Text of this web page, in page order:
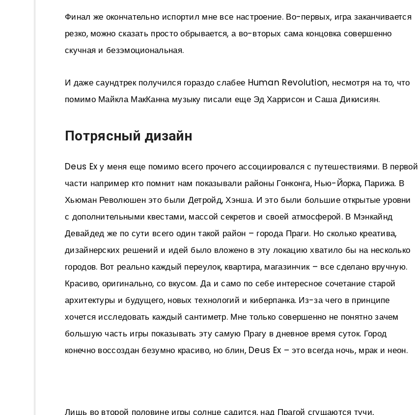
Финал же окончательно испортил мне все настроение. Во-первых, игра заканчивается
резко, можно сказать просто обрывается, а во-вторых сама концовка совершенно
скучная и безэмоциональная.
И даже саундтрек получился гораздо слабее Human Revolution, несмотря на то, что
помимо Майкла МакКанна музыку писали еще Эд Харрисон и Саша Дикисиян.
Потрясный дизайн
Deus Ex у меня еще помимо всего прочего ассоциировался с путешествиями. В первой
части например кто помнит нам показывали районы Гонконга, Нью-Йорка, Парижа. В
Хьюман Революшен это были Детройд, Хэнша. И это были большие открытые уровни
с дополнительными квестами, массой секретов и своей атмосферой. В Мэнкайнд
Девайдед же по сути всего один такой район – города Праги. Но сколько креатива,
дизайнерских решений и идей было вложено в эту локацию хватило бы на несколько
городов. Вот реально каждый переулок, квартира, магазинчик – все сделано вручную.
Красиво, оригинально, со вкусом. Да и само по себе интересное сочетание старой
архитектуры и будущего, новых технологий и киберпанка. Из-за чего в принципе
хочется исследовать каждый сантиметр. Мне только совершенно не понятно зачем
большую часть игры показывать эту самую Прагу в дневное время суток. Город
конечно воссоздан безумно красиво, но блин, Deus Ex – это всегда ночь, мрак и неон.
Лишь во второй половине игры солнце садится, над Прагой сгущаются тучи,